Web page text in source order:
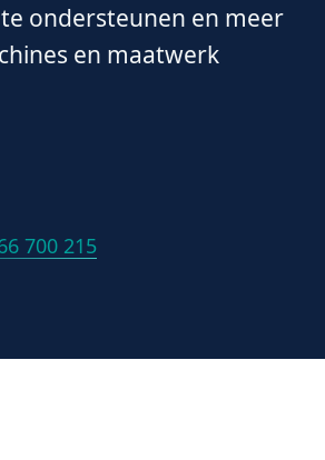
ondersteunen en meer
en maatwerk
700 215